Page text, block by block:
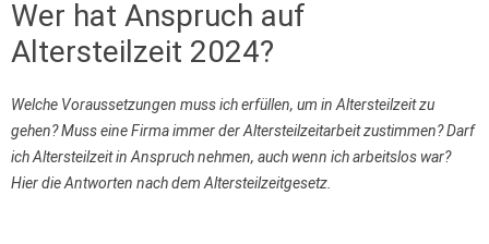
Wer hat Anspruch auf
Altersteilzeit 2024?
Welche Voraussetzungen muss ich erfüllen, um in Altersteilzeit zu
gehen? Muss eine Firma immer der Altersteilzeitarbeit zustimmen? Darf
ich Altersteilzeit in Anspruch nehmen, auch wenn ich arbeitslos war?
Hier die Antworten nach dem Altersteilzeitgesetz.